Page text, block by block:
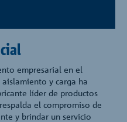
empresarial en el
y carga ha
líder de productos
el compromiso de
y brindar un servicio